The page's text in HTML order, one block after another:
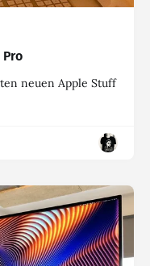
Pro
neuen Apple Stuff